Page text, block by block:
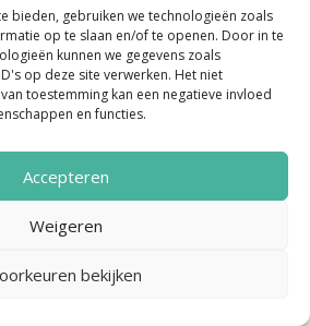
bieden, gebruiken we technologieën zoals
op te slaan en/of te openen. Door in te
kunnen we gegevens zoals
op deze site verwerken. Het niet
toestemming kan een negatieve invloed
en functies.
Accepteren
Weigeren
bekijken